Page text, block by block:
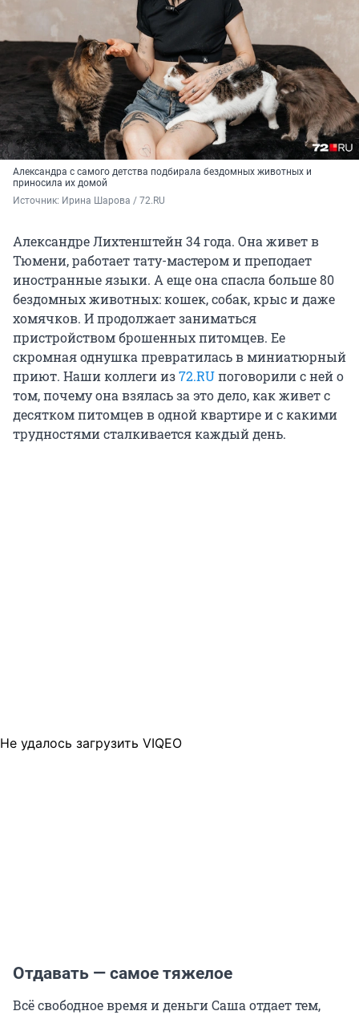
Александра с самого детства подбирала бездомных животных и
приносила их домой
Источник: Ирина Шарова / 72.RU
Александре Лихтенштейн 34 года. Она живет в
Тюмени, работает тату-мастером и преподает
иностранные языки. А еще она спасла больше 80
бездомных животных: кошек, собак, крыс и даже
хомячков. И продолжает заниматься
пристройством брошенных питомцев. Ее
скромная однушка превратилась в миниатюрный
приют. Наши коллеги из72.RUпоговорили с ней о
том, почему она взялась за это дело, как живет с
десятком питомцев в одной квартире и с какими
трудностями сталкивается каждый день.
Не удалось загрузить VIQEO
Отдавать — самое тяжелое
Всё свободное время и деньги Саша отдает тем,